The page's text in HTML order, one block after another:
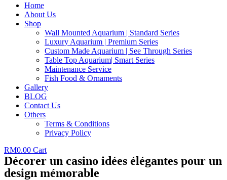
Home
About Us
Shop
Wall Mounted Aquarium | Standard Series
Luxury Aquarium | Premium Series
Custom Made Aquarium | See Through Series
Table Top Aquarium| Smart Series
Maintenance Service
Fish Food & Ornaments
Gallery
BLOG
Contact Us
Others
Terms & Conditions
Privacy Policy
RM0.00 Cart
Décorer un casino idées élégantes pour un
design mémorable